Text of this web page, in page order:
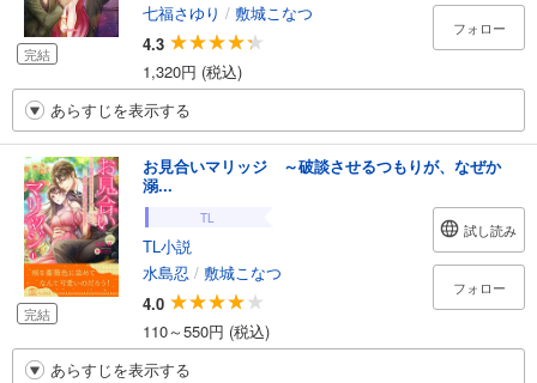
完結
七福さゆり / 敷城こなつ
4.3
1,320円 (税込)
フォロー
あらすじを表示する
完結
お見合いマリッジ ～破談させるつもりが、なぜか
溺...
TL
TL小説
水島忍 / 敷城こなつ
4.0
110～550円 (税込)
試し読み
フォロー
あらすじを表示する